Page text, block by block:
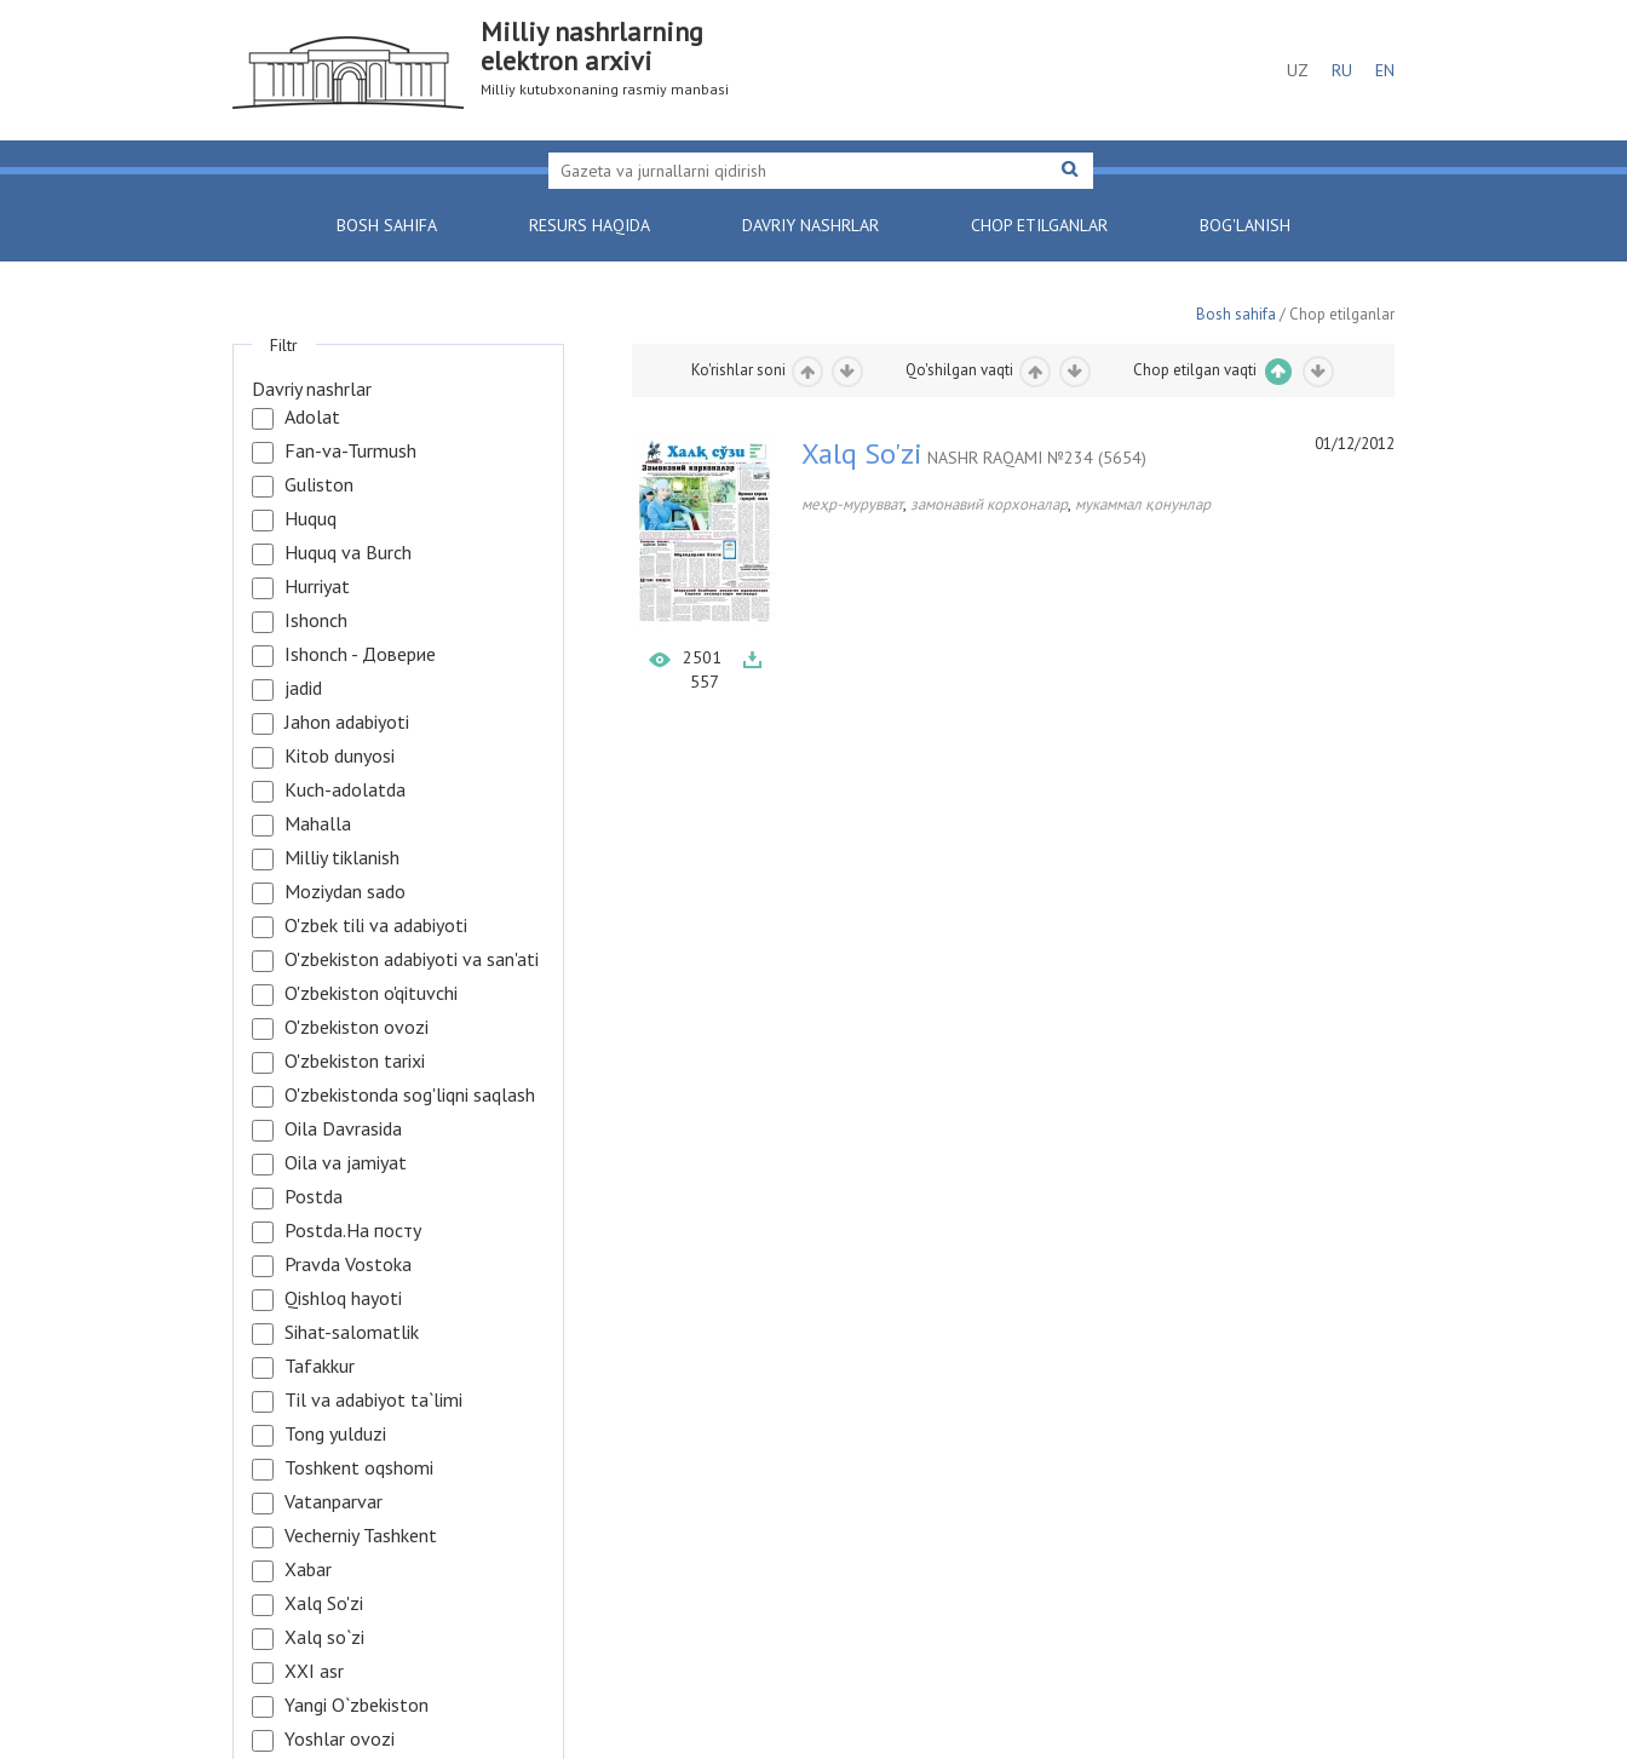
Milliy nashrlarning
elektron arxivi
Milliy kutubxonaning rasmiy manbasi
UZ RU EN
BOSH SAHIFA RESURS HAQIDA DAVRIY NASHRLAR CHOP ETILGANLAR BOG'LANISH
Bosh sahifa / Chop etilganlar
Ko'rishlar soni Qo'shilgan vaqti Chop etilgan vaqti
2501
557
01/12/2012
Xalq So'zi NASHR RAQAMI №234 (5654)
меҳр-мурувват, замонавий корхоналар, мукаммал қонунлар
Filtr
Davriy nashrlar
Adolat
Fan-va-Turmush
Guliston
Huquq
Huquq va Burch
Hurriyat
Ishonch
Ishonch - Доверие
jadid
Jahon adabiyoti
Kitob dunyosi
Kuch-adolatda
Mahalla
Milliy tiklanish
Moziydan sado
O'zbek tili va adabiyoti
O'zbekiston adabiyoti va san'ati
O'zbekiston o'qituvchi
O'zbekiston ovozi
O'zbekiston tarixi
O'zbekistonda sog'liqni saqlash
Oila Davrasida
Oila va jamiyat
Postda
Postda.На посту
Pravda Vostoka
Qishloq hayoti
Sihat-salomatlik
Tafakkur
Til va adabiyot ta`limi
Tong yulduzi
Toshkent oqshomi
Vatanparvar
Vecherniy Tashkent
Xabar
Xalq So'zi
Xalq so`zi
XXI asr
Yangi O`zbekiston
Yoshlar ovozi